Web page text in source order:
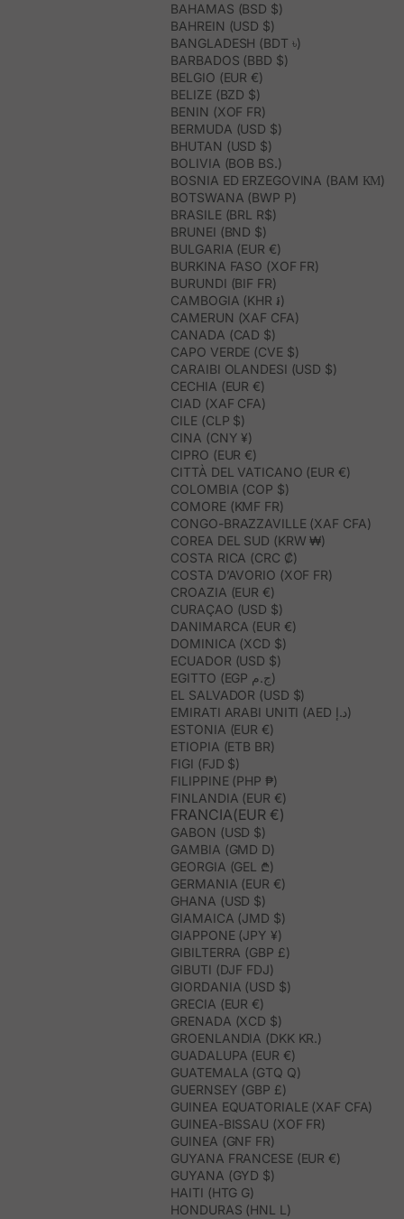
BAHAMAS (BSD $)
BAHREIN (USD $)
BANGLADESH (BDT ৳)
BARBADOS (BBD $)
BELGIO (EUR €)
BELIZE (BZD $)
BENIN (XOF FR)
BERMUDA (USD $)
BHUTAN (USD $)
BOLIVIA (BOB BS.)
BOSNIA ED ERZEGOVINA (BAM КМ)
BOTSWANA (BWP P)
BRASILE (BRL R$)
BRUNEI (BND $)
BULGARIA (EUR €)
BURKINA FASO (XOF FR)
BURUNDI (BIF FR)
CAMBOGIA (KHR ៛)
CAMERUN (XAF CFA)
CANADA (CAD $)
CAPO VERDE (CVE $)
CARAIBI OLANDESI (USD $)
CECHIA (EUR €)
CIAD (XAF CFA)
CILE (CLP $)
CINA (CNY ¥)
CIPRO (EUR €)
CITTÀ DEL VATICANO (EUR €)
COLOMBIA (COP $)
COMORE (KMF FR)
CONGO-BRAZZAVILLE (XAF CFA)
COREA DEL SUD (KRW ₩)
COSTA RICA (CRC ₡)
COSTA D’AVORIO (XOF FR)
CROAZIA (EUR €)
CURAÇAO (USD $)
DANIMARCA (EUR €)
DOMINICA (XCD $)
ECUADOR (USD $)
EGITTO (EGP ج.م)
EL SALVADOR (USD $)
EMIRATI ARABI UNITI (AED د.إ)
ESTONIA (EUR €)
ETIOPIA (ETB BR)
FIGI (FJD $)
FILIPPINE (PHP ₱)
FINLANDIA (EUR €)
FRANCIA(EUR €)
GABON (USD $)
GAMBIA (GMD D)
GEORGIA (GEL ₾)
GERMANIA (EUR €)
GHANA (USD $)
GIAMAICA (JMD $)
GIAPPONE (JPY ¥)
GIBILTERRA (GBP £)
GIBUTI (DJF FDJ)
GIORDANIA (USD $)
GRECIA (EUR €)
GRENADA (XCD $)
GROENLANDIA (DKK KR.)
GUADALUPA (EUR €)
GUATEMALA (GTQ Q)
GUERNSEY (GBP £)
GUINEA EQUATORIALE (XAF CFA)
GUINEA-BISSAU (XOF FR)
GUINEA (GNF FR)
GUYANA FRANCESE (EUR €)
GUYANA (GYD $)
HAITI (HTG G)
HONDURAS (HNL L)